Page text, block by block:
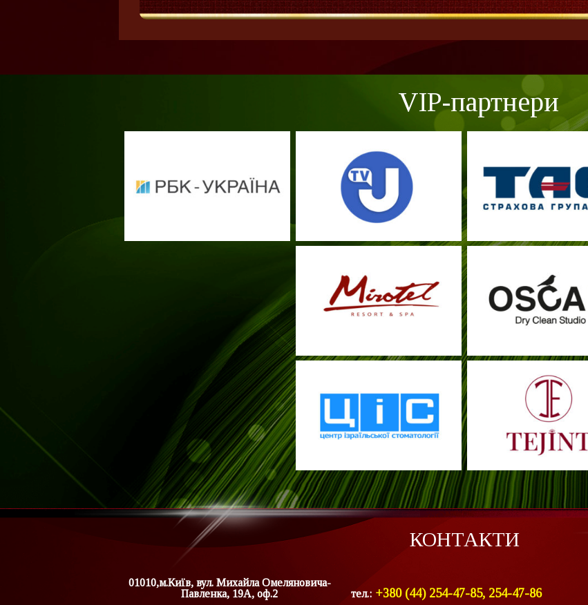
VIP-партнери
КОНТАКТИ
01010,м.Київ, вул. Михайла Омеляновича-
Павленка, 19А, оф.2
тел.: +380 (44) 254-47-85, 254-47-86